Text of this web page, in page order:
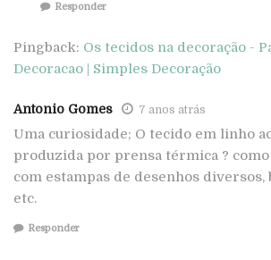
Responder
Pingback: Os tecidos na decoração -
Decoracao | Simples Decoração
Antonio Gomes 7 anos atrás
Uma curiosidade; O tecido em linho
produzida por prensa térmica ? como
com estampas de desenhos diversos,
etc.
Responder